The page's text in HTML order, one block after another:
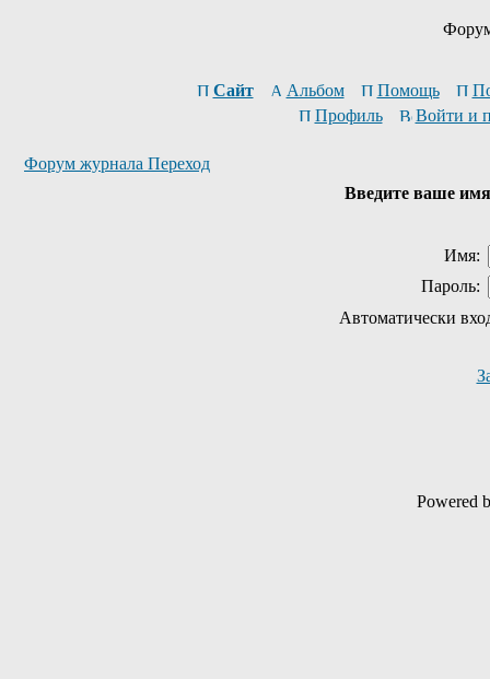
Сайт Альбом Помощь
Профиль
Войти и
Форум журнала Переход
Введите ваше
Имя:
Пароль:
Автоматически
Powered